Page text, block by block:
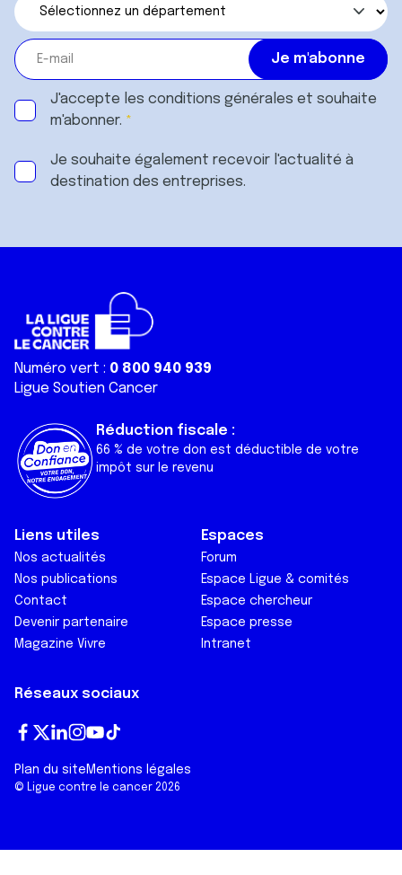
J'accepte les conditions générales et souhaite
m'abonner.
Je souhaite également recevoir l'actualité à
destination des entreprises.
Numéro vert : 0 800 940 939
Ligue Soutien Cancer
Réduction fiscale :
66 % de votre don est déductible de votre
impôt sur le revenu
Liens utiles
Nos actualités
Nos publications
Contact
Devenir partenaire
Magazine Vivre
Espaces
Forum
Espace Ligue & comités
Espace chercheur
Espace presse
Intranet
Réseaux sociaux
ce
bo
wi
tt
ke
dI
st
ag
ut
ub
To
k
© Ligue contre le cancer 2026
Plan du site Mentions légales